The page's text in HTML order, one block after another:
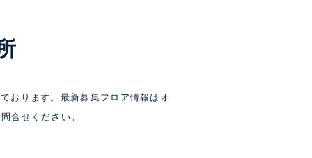
おります。最新募集フロア情報はオ
合せください。